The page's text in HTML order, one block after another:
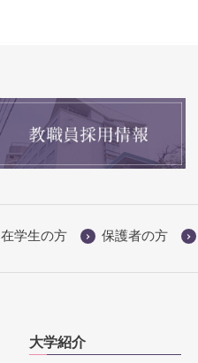
在学生の方 保護者の方
大学紹介